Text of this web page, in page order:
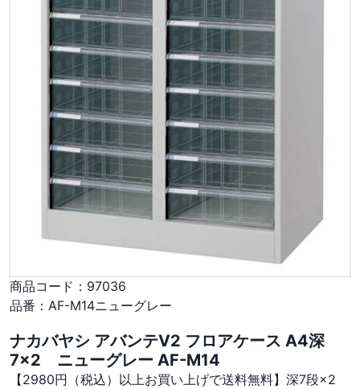
商品コード： 97036
品番： AF-M14ニューグレー
ナカバヤシ アバンテV2 フロアケース A4深
7×2 ニューグレー AF-M14
【2980円（税込）以上お買い上げで送料無料】深7段×2